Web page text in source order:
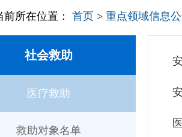
前所在位置： 首页 > 重点领域信息
社会救助
医疗救助
救助对象名单